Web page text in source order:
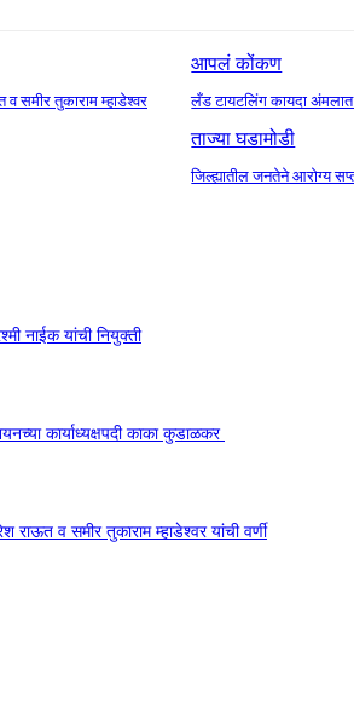
व समीर तुकाराम म्हाडेश्वर
आपलं कोंकण
लँड टायटलिंग कायदा अंमलात
ताज्या घडामोडी
जिल्ह्यातील जनतेने आरोग्य
नाईक यांची नियुक्ती
कार्याध्यक्षपदी काका कुडाळकर
राऊत व समीर तुकाराम म्हाडेश्वर यांची वर्णी